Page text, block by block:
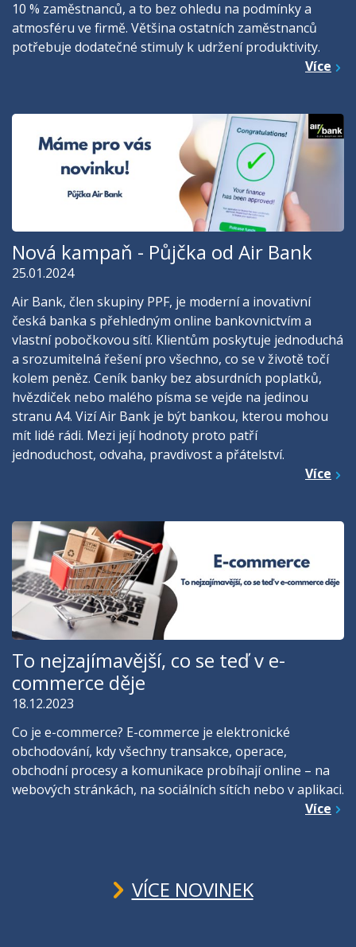
10 % zaměstnanců, a to bez ohledu na podmínky a
atmosféru ve firmě. Většina ostatních zaměstnanců
potřebuje dodatečné stimuly k udržení produktivity.
Více
Nová kampaň - Půjčka od Air Bank
25.01.2024
Air Bank, člen skupiny PPF, je moderní a inovativní
česká banka s přehledným online bankovnictvím a
vlastní pobočkovou sítí. Klientům poskytuje jednoduchá
a srozumitelná řešení pro všechno, co se v životě točí
kolem peněz. Ceník banky bez absurdních poplatků,
hvězdiček nebo malého písma se vejde na jedinou
stranu A4. Vizí Air Bank je být bankou, kterou mohou
mít lidé rádi. Mezi její hodnoty proto patří
jednoduchost, odvaha, pravdivost a přátelství.
Více
To nejzajímavější, co se teď v e-
commerce děje
18.12.2023
Co je e-commerce? E-commerce je elektronické
obchodování, kdy všechny transakce, operace,
obchodní procesy a komunikace probíhají online – na
webových stránkách, na sociálních sítích nebo v aplikaci.
Více
VÍCE NOVINEK